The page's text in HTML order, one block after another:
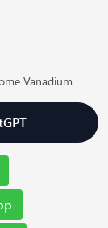
Vanadium